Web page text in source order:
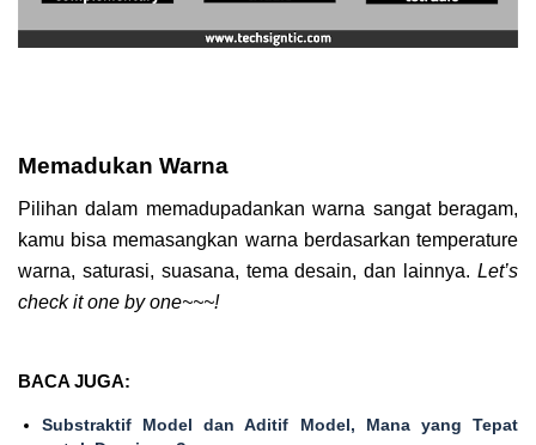
Memadukan Warna
Pilihan dalam memadupadankan warna sangat beragam,
kamu bisa memasangkan warna berdasarkan temperature
warna, saturasi, suasana, tema desain, dan lainnya. Let’s
check it one by one~~~!
BACA JUGA:
Substraktif Model dan Aditif Model, Mana yang Tepat